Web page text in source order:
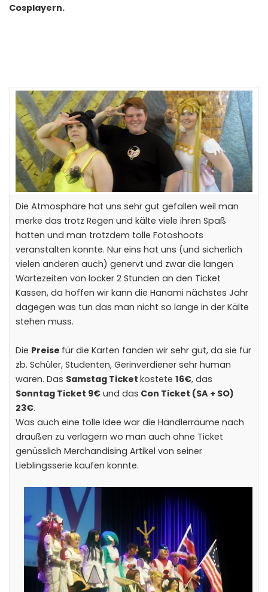
Cosplayern.
Die Atmosphäre hat uns sehr gut gefallen weil man
merke das trotz Regen und kälte viele ihren Spaß
hatten und man trotzdem tolle Fotoshoots
veranstalten konnte. Nur eins hat uns (und sicherlich
vielen anderen auch) genervt und zwar die langen
Wartezeiten von locker 2 Stunden an den Ticket
Kassen, da hoffen wir kann die Hanami nächstes Jahr
dagegen was tun das man nicht so lange in der Kälte
stehen muss.
Die Preise für die Karten fanden wir sehr gut, da sie für
zb. Schüler, Studenten, Gerinverdiener sehr human
waren. Das Samstag Ticket kostete 16€, das
Sonntag Ticket 9€ und das Con Ticket (SA + SO)
23€.
Was auch eine tolle Idee war die Händlerräume nach
draußen zu verlagern wo man auch ohne Ticket
genüsslich Merchandising Artikel von seiner
Lieblingsserie kaufen konnte.